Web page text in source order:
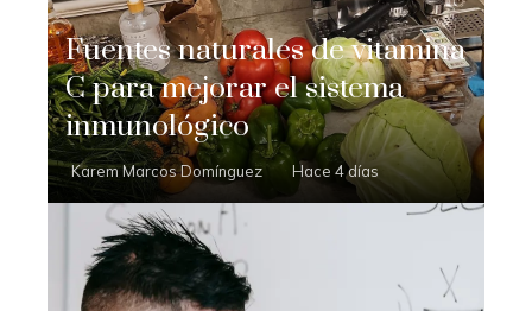
Fuentes naturales de vitamina
C para mejorar el sistema
inmunológico
Karem Marcos Domínguez Hace 4 días